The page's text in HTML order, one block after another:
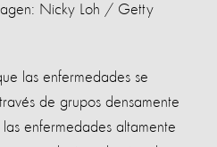
Nicky Loh / Getty
las enfermedades se
de grupos densamente
enfermedades altamente